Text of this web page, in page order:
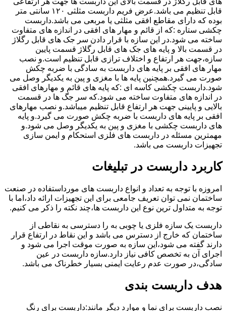
قابل تنظیم می باشد.عرض فریم داربست مثلثی ۱۲۰ سانتی متر
بوده که دارای مقاطع افقی مثلثی یا مربعی می باشد.داربست
چکشی ستاره :که از قائم و مهار های افقی در اندازه های متفاوت
ساخته می شود.در این سازه با قرار دادن سر جک های قابل رگلاژ
در قسمت بالا و پایه های جک های قابل رگلاژ قسمت پایین
سازه،جهت هر ارتفاع و اختلاف ترازی قابل تنظیم است.و نصب
مهار های افقی بر پایه های داربست به سادگی با ضربه چکش
صورت می گیرد.همچنین پایه ها با مغزی و پین به یکدیگر وصل می
شود.داربست چکشی کاسه ای :که پایه های قائم و مهارهای افقی
در اندازه های متفاوت ساخته می شود.که سر جگ ها در قسمت
بالایی و پایینی جهت هر ارتفاع قابل تنظیم میباشد.و نصب مهارهای
افقی بر پایه های داربست با ضربه چکش صورت می گیرد.و پایه
های داربست چکشی با مغزی و پین به یکدیگر وصل می شود.و
مهمترین مسئله در داربست های فلزی استحکام و ایمن سازی
تجهیزات داربست می باشد.
کاربرد داربست در تبلیغات
امروزه با توجه به تعداد و انواع داربست های مورداستفاده در صنعت
ساختمان نمی توان تعریف جامعی برای این تجهیزات ارائه داد،اما با
توجه به متداول ترین نوع این داربست ها،چند نکته را ذکر می کنیم.
داربست یک سازه فلزی یا چوبی به را دسترسی به نقاطی از
ساختمان که خارج از دسترس می باشد و این نقاط در ارتفاع قرار
دارند گفته می شود،این سازه به صورت موقت اجرا می شود و
اجرای آن به تخصص کافی نیاز دارد.سازه داربست در عین
سادگی،در صورت عدم رعایت ایمنی بسیار خطرناک می باشد.
هدف داربست بندی
نصب داربست برای نما و موارد دیگر مانند:داربست برای رنگ